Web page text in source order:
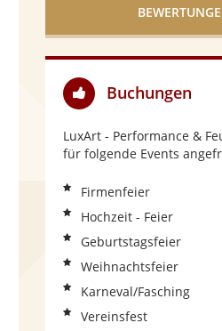
Buchungen
LuxArt - Performance &
für folgende Events
Firmenfeier
Hochzeit - Feier
Geburtstagsfeier
Weihnachtsfeier
Karneval/Fasching
Vereinsfest